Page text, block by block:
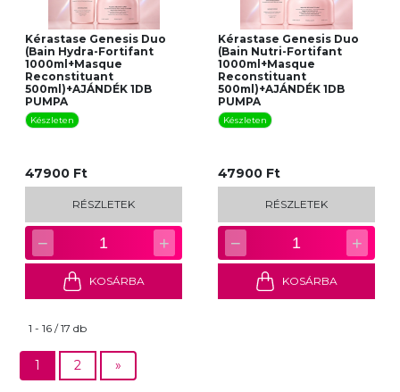
Kérastase Genesis Duo
(Bain Hydra-Fortifant
1000ml+Masque
Reconstituant
500ml)+AJÁNDÉK 1DB
PUMPA
Készleten
47900 Ft
RÉSZLETEK
− 1 +
KOSÁRBA
Kérastase Genesis Duo
(Bain Nutri-Fortifant
1000ml+Masque
Reconstituant
500ml)+AJÁNDÉK 1DB
PUMPA
Készleten
47900 Ft
RÉSZLETEK
− 1 +
KOSÁRBA
1 - 16 / 17 db
1 2 »